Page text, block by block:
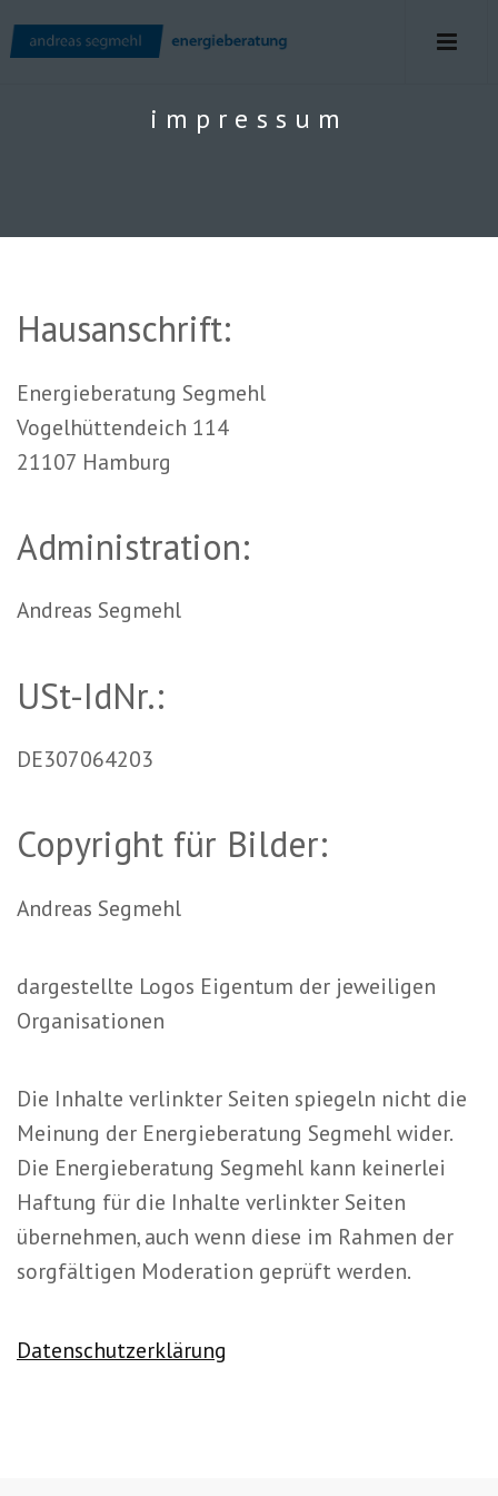
impressum
Hausanschrift:
Energieberatung Segmehl
Vogelhüttendeich 114
21107 Hamburg
Administration:
Andreas Segmehl
USt-IdNr.:
DE307064203
Copyright für Bilder:
Andreas Segmehl
dargestellte Logos Eigentum der jeweiligen
Organisationen
Die Inhalte verlinkter Seiten spiegeln nicht die
Meinung der Energieberatung Segmehl wider.
Die Energieberatung Segmehl kann keinerlei
Haftung für die Inhalte verlinkter Seiten
übernehmen, auch wenn diese im Rahmen der
sorgfältigen Moderation geprüft werden.
Datenschutzerklärung